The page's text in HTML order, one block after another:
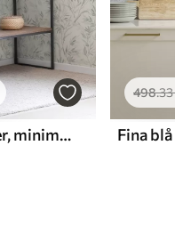
Akvarellblad i kalla nyanser, minimalistisk design
498.33